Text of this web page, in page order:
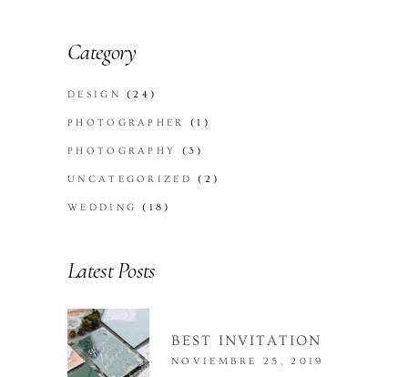
Category
DESIGN (24)
PHOTOGRAPHER (1)
PHOTOGRAPHY (3)
UNCATEGORIZED (2)
WEDDING (18)
Latest Posts
BEST INVITATION
NOVIEMBRE 25, 2019